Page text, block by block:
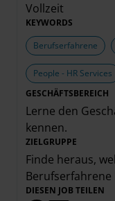
Vollzeit
KEYWORDS
Berufserfahrene
People - HR Services
GESCHÄFTSBEREICH
Lerne den
kennen.
ZIELGRUPPE
Finde heraus,
Berufserfahrene
DIESEN JOB TEILEN